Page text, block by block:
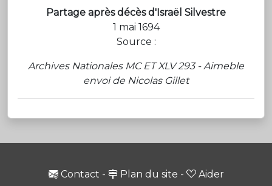
Partage après décès d'Israël Silvestre
1 mai 1694
Source :
Archives Nationales MC ET XLV 293 - Aimeble
envoi de Nicolas Gillet
Contact - Plan du site - Aider